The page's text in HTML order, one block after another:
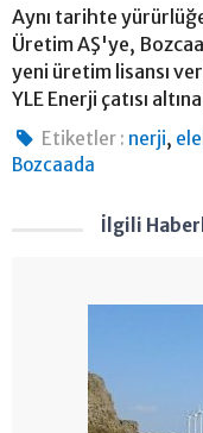
Aynı tarihte
Üretim AŞ'ye,
yeni üretim lisansı
YLE Enerji çatısı
Etiketler : nerji,
Bozcaada
İlgili